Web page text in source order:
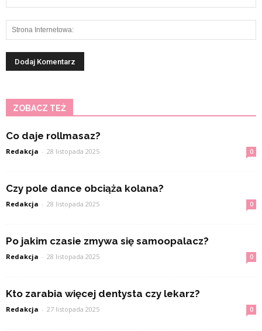
ZOBACZ TEŻ
Co daje rollmasaz?
Redakcja - 28 listopada 2025 0
Czy pole dance obciąża kolana?
Redakcja - 28 listopada 2025 0
Po jakim czasie zmywa się samoopalacz?
Redakcja - 28 listopada 2025 0
Kto zarabia więcej dentysta czy lekarz?
Redakcja - 27 listopada 2025 0